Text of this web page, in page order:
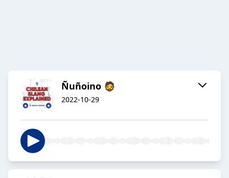
Ñuñoino 🧔
2022-10-29